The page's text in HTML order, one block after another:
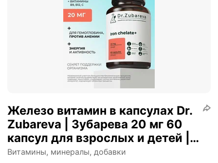
Железо витамин в капсулах Dr.
Zubareva | Зубарева 20 мг 60
капсул для взрослых и детей |
Iron chelate
Витамины, минералы, добавки